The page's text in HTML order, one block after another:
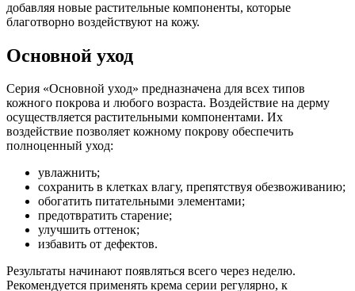
добавляя новые растительные компоненты, которые
благотворно воздействуют на кожу.
Основной уход
Серия «Основной уход» предназначена для всех типов
кожного покрова и любого возраста. Воздействие на дерму
осуществляется растительными компонентами. Их
воздействие позволяет кожному покрову обеспечить
полноценный уход:
увлажнить;
сохранить в клетках влагу, препятствуя обезвоживанию;
обогатить питательными элементами;
предотвратить старение;
улучшить оттенок;
избавить от дефектов.
Результаты начинают появляться всего через неделю.
Рекомендуется применять крема серии регулярно, к